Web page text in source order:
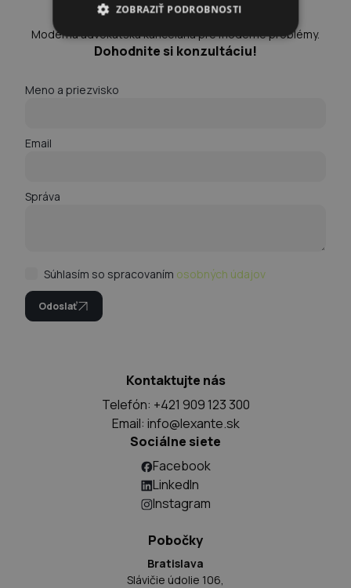
Moderná advokátska kancelária pre moderné problémy.
Dohodnite si konzultáciu!
Meno a priezvisko
Email
Správa
Súhlasím so spracovaním osobných údajov
Odoslať
Kontaktujte nás
Telefón: +421 909 123 300
Email: info@lexante.sk
Sociálne siete
Facebook
LinkedIn
Instagram
Pobočky
Bratislava
Slávičie údolie 106,
ZOBRAZIŤ PODROBNOSTI